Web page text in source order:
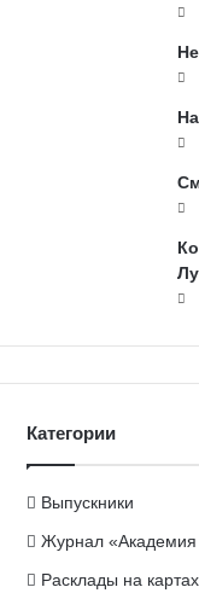
Категории
Выпускники
Журнал «Академия
Расклады на